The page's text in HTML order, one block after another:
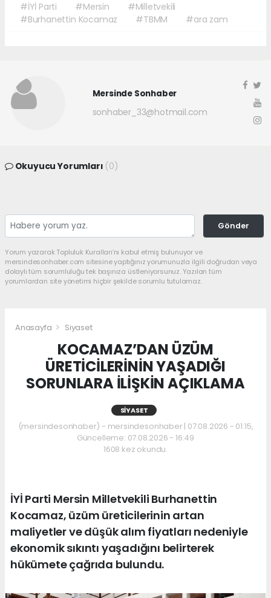
#İYİ Parti #Mersin
#Milletvekili
#Burhanettin Kocamaz
#TBMM #ara zam
Mersinde Sonhaber
sonhaber_33@hotmail.com
Okuyucu Yorumları (0)
Gönder
Yorum yazarak Topluluk Kuralları’nı kabul etmiş bulunuyor ve
mersindesonhaber.com sitesine yaptığınız yorumunuzla ilgili doğrudan veya
dolaylı tüm sorumluluğu tek başınıza üstleniyorsunuz. Yazılan tüm
yorumlardan site yönetimi hiçbir şekilde sorumlu tutulamaz.
Anasayfa Siyaset
KOCAMAZ’DAN ÜZÜM
ÜRETİCİLERİNİN YAŞADIĞI
SORUNLARA İLİŞKİN AÇIKLAMA
SIYASET
(mersindesonhaber) - mersindesonhaber | 07.08.2026 - 01:15,
Güncelleme: 07.08.2026 - 16:49
1608 kez okundu.
İYİ Parti Mersin Milletvekili Burhanettin
Kocamaz, üzüm üreticilerinin artan
maliyetler ve düşük alım fiyatları nedeniyle
ekonomik sıkıntı yaşadığını belirterek
hükümete çağrıda bulundu.